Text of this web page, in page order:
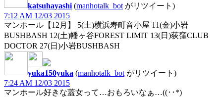
katsuhayashi (manhotalk_bot がリツイート)
7:12 AM 12/03 2015
マンホール【12月】 5(土)横浜寿町音小屋 11(金)小岩
BUSHBASH 12(土)幡ヶ谷FOREST LIMIT 13(日)荻窪CLUB
DOCTOR 27(日)小岩BUSHBASH
yuka150yuka (manhotalk_bot がリツイート)
7:24 AM 12/03 2015
マンホール好きな蓋女って…おもろいなぁ…((･･*)